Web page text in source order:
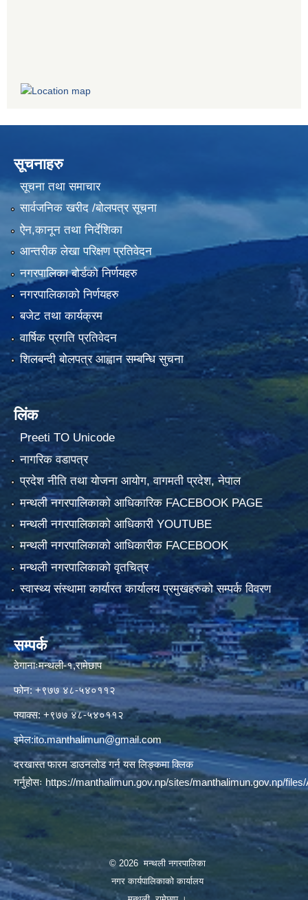
सूचनाहरु
सूचना तथा समाचार
सार्वजनिक खरीद /बोलपत्र सूचना
ऐन,कानून तथा निर्देशिका
आन्तरीक लेखा परिक्षण प्रतिवेदन
नगरपालिका बोर्डको निर्णयहरु
नगरपालिकाको निर्णयहरु
बजेट तथा कार्यक्रम
वार्षिक प्रगति प्रतिवेदन
शिलबन्दी बोलपत्र आह्वान सम्बन्धि सुचना
लिंक
Preeti TO Unicode
नागरिक वडापत्र
प्रदेश नीति तथा योजना आयोग, वागमती प्रदेश, नेपाल
मन्थली नगरपालिकाको आधिकारिक FACEBOOK PAGE
मन्थली नगरपालिकाको आधिकारी YOUTUBE
मन्थली नगरपालिकाको आधिकारीक FACEBOOK
मन्थली नगरपालिकाको वृतचित्र
स्वास्थ्य संस्थामा कार्यारत कार्यालय प्रमुखहरुको सम्पर्क विवरण
सम्पर्क
ठेगानाःमन्थली-१,रामेछाप
फोन: +९७७ ४८-५४०११२
फ्याक्स: +९७७ ४८-५४०११२
इमेल:ito.manthalimun@gmail.com
दरखास्त फारम डाउनलोड गर्न यस लिङ्कमा क्लिक
गर्नुहोसः https://manthalimun.gov.np/sites/manthalimun.gov.np/
© 2026 मन्थली नगरपालिका
नगर कार्यपालिकाको कार्यालय